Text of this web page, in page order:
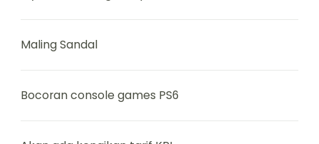
Maling Sandal
Bocoran console games PS6